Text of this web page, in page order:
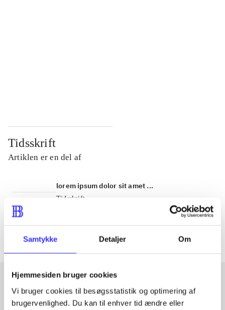
Samtykke Detaljer Om
Hjemmesiden bruger cookies
Vi bruger cookies til besøgsstatistik og optimering af
brugervenlighed. Du kan til enhver tid ændre eller
Tidsskrift
Artiklen er en del af
lorem ipsum dolor sit amet ...
Tidsskrift
Artiklerne i
Artikler med samme emner